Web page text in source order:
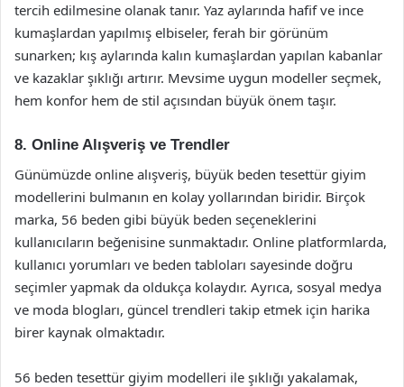
tercih edilmesine olanak tanır. Yaz aylarında hafif ve ince
kumaşlardan yapılmış elbiseler, ferah bir görünüm
sunarken; kış aylarında kalın kumaşlardan yapılan kabanlar
ve kazaklar şıklığı artırır. Mevsime uygun modeller seçmek,
hem konfor hem de stil açısından büyük önem taşır.
8. Online Alışveriş ve Trendler
Günümüzde online alışveriş, büyük beden tesettür giyim
modellerini bulmanın en kolay yollarından biridir. Birçok
marka, 56 beden gibi büyük beden seçeneklerini
kullanıcıların beğenisine sunmaktadır. Online platformlarda,
kullanıcı yorumları ve beden tabloları sayesinde doğru
seçimler yapmak da oldukça kolaydır. Ayrıca, sosyal medya
ve moda blogları, güncel trendleri takip etmek için harika
birer kaynak olmaktadır.
56 beden tesettür giyim modelleri ile şıklığı yakalamak,